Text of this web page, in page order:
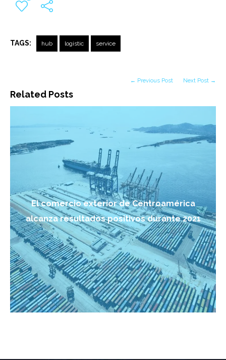
TAGS: hub logistic service
Related Posts
← Previous Post Next Post →
El comercio exterior de Centroamérica
alcanza resultados positivos durante 2021